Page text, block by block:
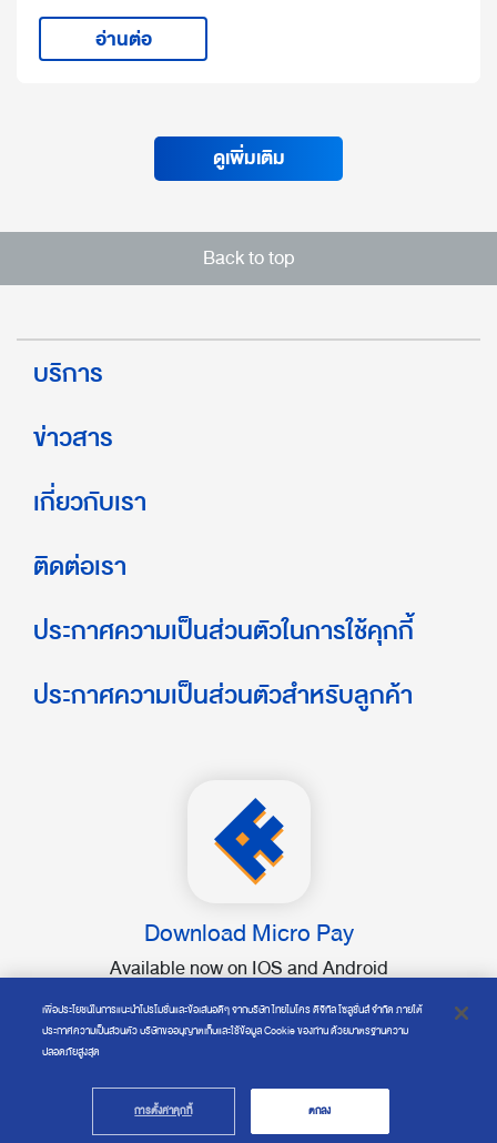
อ่านต่อ
ดูเพิ่มเติม
Back to top
Download Micro Pay
Available now on IOS and Android
บริการ
ข่าวสาร
เกี่ยวกับเรา
ติดต่อเรา
ประกาศความเป็นส่วนตัวในการใช้คุกกี้
ประกาศความเป็นส่วนตัวสำหรับลูกค้า
Copyright © 2019 Thai Micro Digital Solutions Co., Ltd.
All rights reserved.
เพื่อประโยชน์ในการแนะนำโปรโมชั่นและข้อเสนอดีๆ จากบริษัท ไทยไมโคร ดิจิทัล โซลูชั่นส์ จำกัด ภายใต้
ประกาศความเป็นส่วนตัว บริษัทขออนุญาตเก็บและใช้ข้อมูล Cookie ของท่าน ด้วยมาตรฐานความ
ปลอดภัยสูงสุด
การตั้งค่าคุกกี้ ตกลง